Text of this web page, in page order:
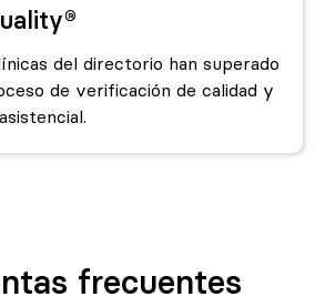
del directorio han superado
de verificación de calidad y
frecuentes